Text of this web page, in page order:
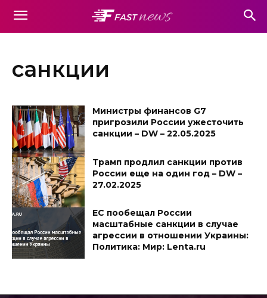
санкции
Министры финансов G7
пригрозили России ужесточить
санкции – DW – 22.05.2025
Трамп продлил санкции против
России еще на один год – DW –
27.02.2025
ЕС пообещал России
масштабные санкции в случае
агрессии в отношении Украины:
Политика: Мир: Lenta.ru